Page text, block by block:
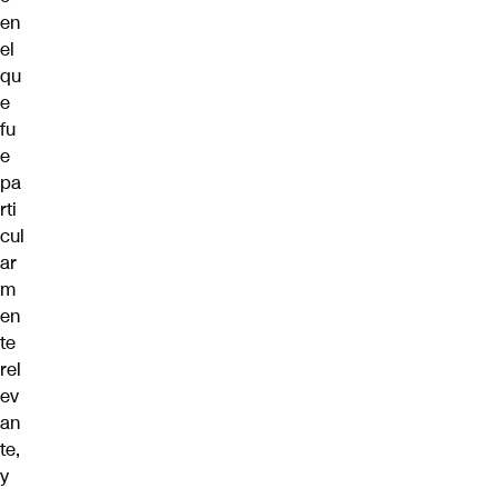
en
el
qu
e
fu
e
pa
rti
cul
ar
m
en
te
rel
ev
an
te,
y